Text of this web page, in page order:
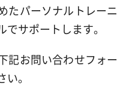
たパーソナルトレーニ
サポートします。
記お問い合わせフォー
。